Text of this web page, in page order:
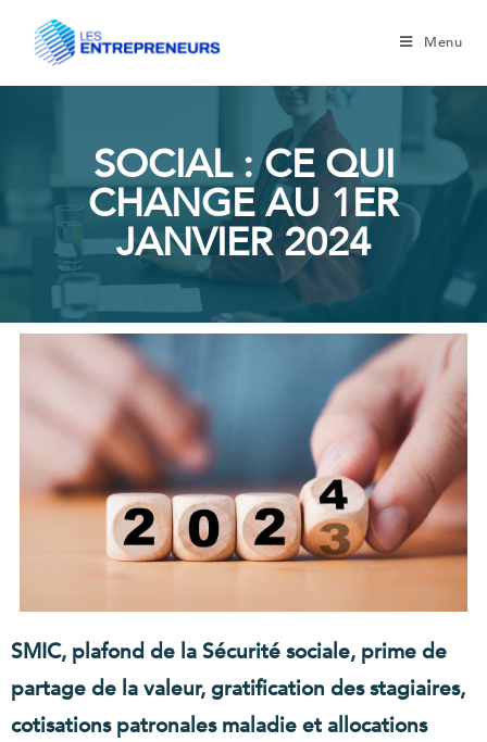
Menu
SOCIAL : CE QUI
CHANGE AU 1ER
JANVIER 2024
SMIC, plafond de la Sécurité sociale, prime de
partage de la valeur, gratification des stagiaires,
cotisations patronales maladie et allocations